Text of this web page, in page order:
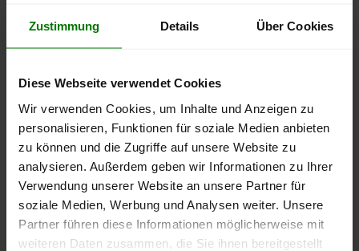
Zustimmung Details Über Cookies
Diese Webseite verwendet Cookies
Wir verwenden Cookies, um Inhalte und Anzeigen zu
personalisieren, Funktionen für soziale Medien anbieten
zu können und die Zugriffe auf unsere Website zu
analysieren. Außerdem geben wir Informationen zu Ihrer
Verwendung unserer Website an unsere Partner für
soziale Medien, Werbung und Analysen weiter. Unsere
Partner führen diese Informationen möglicherweise mit
weiteren Daten zusammen, die Sie ihnen bereitgestellt
lose Ware Sackware
September
2025
Januar
2026
Mai
2026
300 €
400 €
Die aktuelle Preisentwicklung für Holzpellets in Deutschland
können Sie jederzeit auf unsererPelletspreise-Seite